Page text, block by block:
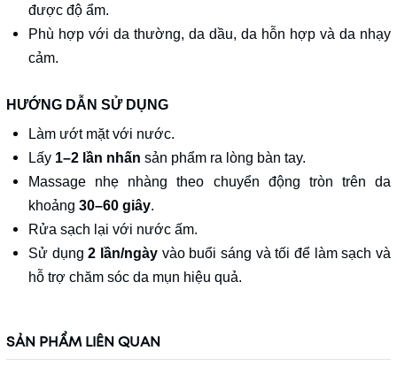
được độ ẩm.
Phù hợp với da thường, da dầu, da hỗn hợp và da nhạy
cảm.
HƯỚNG DẪN SỬ DỤNG
Làm ướt mặt với nước.
Lấy 1–2 lần nhấn sản phẩm ra lòng bàn tay.
Massage nhẹ nhàng theo chuyển động tròn trên da
khoảng 30–60 giây.
Rửa sạch lại với nước ấm.
Sử dụng2 lần/ngày vào buổi sáng và tối để làm sạch và
hỗ trợ chăm sóc da mụn hiệu quả.
SẢN PHẨM LIÊN QUAN